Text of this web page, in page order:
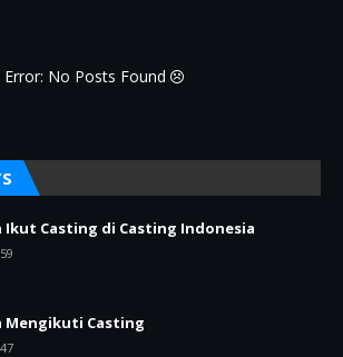
Error: No Posts Found
Ikut Casting di Casting Indonesia
Mengikuti Casting